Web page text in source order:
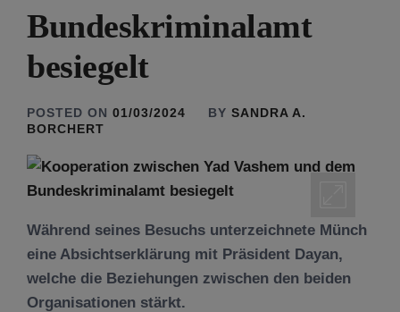
Bundeskriminalamt
besiegelt
POSTED ON 01/03/2024 BY SANDRA A.
BORCHERT
Während seines Besuchs unterzeichnete Münch
eine Absichtserklärung mit Präsident Dayan,
welche die Beziehungen zwischen den beiden
Organisationen stärkt.